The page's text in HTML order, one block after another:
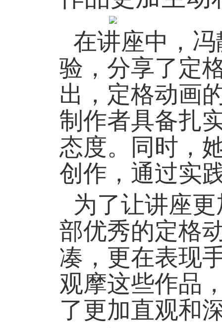
在讲座中，
验，分享了定
出，定格动画
制作者具备扎
态度。同时，
创作，通过实
为了让讲座
部优秀的定格
凑，更在表现
观摩这些作品
了更加直观和